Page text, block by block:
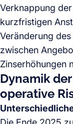
Verknappung
kurzfristigen
Veränderung
zwischen
Zinserhöhungen
Dynamik
operative